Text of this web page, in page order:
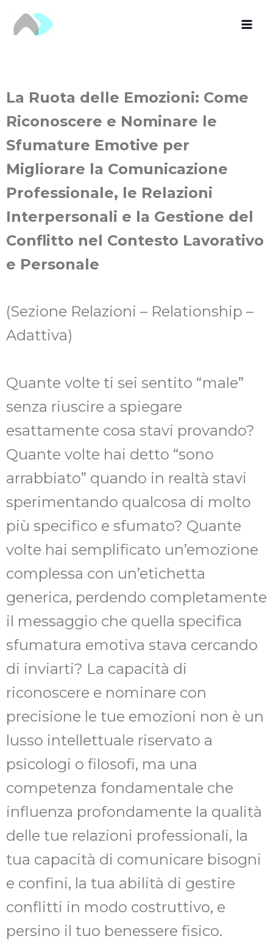
La Ruota delle Emozioni: Come
Riconoscere e Nominare le
Sfumature Emotive per
Migliorare la Comunicazione
Professionale, le Relazioni
Interpersonali e la Gestione del
Conflitto nel Contesto Lavorativo
e Personale
(Sezione Relazioni – Relationship –
Adattiva)
Quante volte ti sei sentito “male”
senza riuscire a spiegare
esattamente cosa stavi provando?
Quante volte hai detto “sono
arrabbiato” quando in realtà stavi
sperimentando qualcosa di molto
più specifico e sfumato? Quante
volte hai semplificato un’emozione
complessa con un’etichetta
generica, perdendo completamente
il messaggio che quella specifica
sfumatura emotiva stava cercando
di inviarti? La capacità di
riconoscere e nominare con
precisione le tue emozioni non è un
lusso intellettuale riservato a
psicologi o filosofi, ma una
competenza fondamentale che
influenza profondamente la qualità
delle tue relazioni professionali, la
tua capacità di comunicare bisogni
e confini, la tua abilità di gestire
conflitti in modo costruttivo, e
persino il tuo benessere fisico.